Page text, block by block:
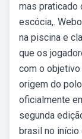
mas praticado
escócia,.
na piscina e
que os
com o objetivo
origem do
oficialmente
segunda
brasil no início